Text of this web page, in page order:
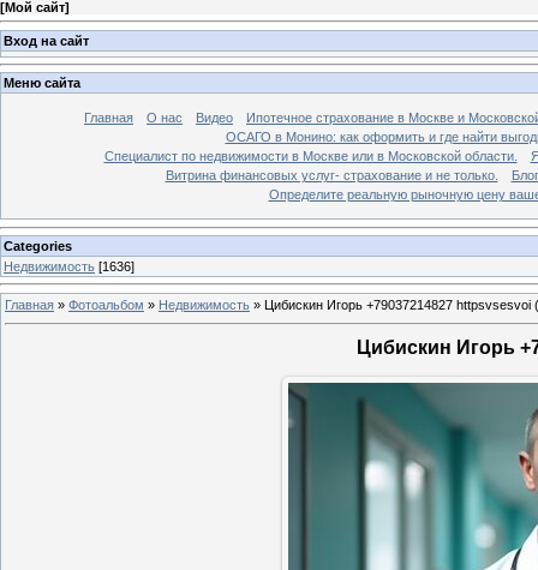
[Мой сайт]
Вход на сайт
Меню сайта
Главная О нас Видео
Ипотечное страхование в Москве и
ОСАГО в Монино: как оформить и где найти
Специалист по недвижимости в Москве или в Московской области.
Витрина финансовых услуг- страхование и не только.
Блог
Определите реальную рыночную цену
Categories
Недвижимость [1636]
Главная » Фотоальбом » Недвижимость » Цибискин Игорь +79037214827 httpsvsesvoi
Цибискин Игорь